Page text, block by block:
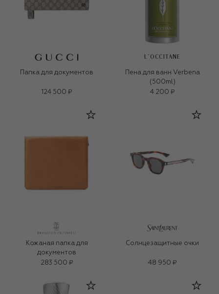
Папка для документов
124 500 ₽
L`OCCITANE
Пена для ванн Verbena
(500ml)
4 200 ₽
Кожаная папка для
документов
283 500 ₽
Солнцезащитные очки
48 950 ₽